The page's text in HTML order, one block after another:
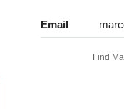
Email
Find